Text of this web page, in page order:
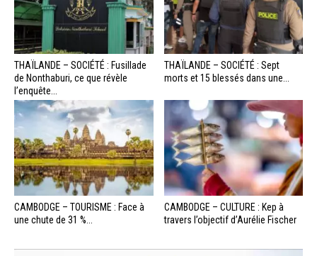
THAÏLANDE – SOCIÉTÉ : Fusillade
de Nonthaburi, ce que révèle
l’enquête...
THAÏLANDE – SOCIÉTÉ : Sept
morts et 15 blessés dans une...
CAMBODGE – TOURISME : Face à
une chute de 31 %...
CAMBODGE – CULTURE : Kep à
travers l’objectif d’Aurélie Fischer